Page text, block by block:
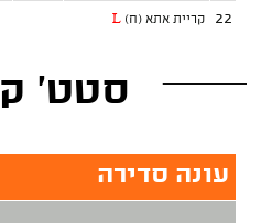
22 קריית אתא (ח) L
סטט'
עונה סדירה